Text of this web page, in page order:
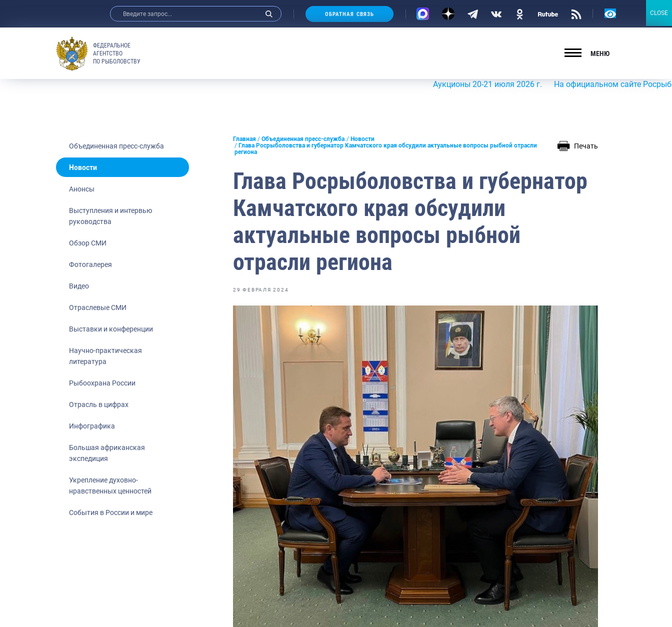
Анонсы
Отраслевые СМИ
Выставки и конференции
Рыбоохрана России
Большая африканская экспедиция
Укрепление духовно-нравственных
ОБРАТНАЯ СВЯЗЬ
Версия
ФЕДЕРАЛЬНОЕ
АГЕНТСТВО
ПО РЫБОЛОВСТВУ
МЕНЮ
Аукционы 20-21 июля 2026 г. На официальном сайте Росрыболовства в
Объединенная пресс-служба
Новости
Анонсы
Выступления и интервью
руководства
Обзор СМИ
Фотогалерея
Видео
Отраслевые СМИ
Выставки и конференции
Научно-практическая
литература
Рыбоохрана России
Отрасль в цифрах
Инфографика
Большая африканская
экспедиция
Укрепление духовно-
нравственных ценностей
События в России и мире
Главная Объединенная пресс-служба
Новости
Глава Росрыболовства и губернатор Камчатского края обсудили актуальные вопросы рыбной отрасли
региона
Печать
Глава Росрыболовства и губернатор
Камчатского края обсудили
актуальные вопросы рыбной
отрасли региона
29 ФЕВРАЛЯ 2024
CLOSE
CLOSE